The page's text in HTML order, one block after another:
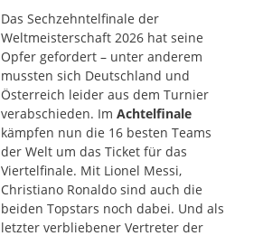
Das Sechzehntelfinale der
Weltmeisterschaft 2026 hat seine
Opfer gefordert – unter anderem
mussten sich Deutschland und
Österreich leider aus dem Turnier
verabschieden. Im Achtelfinale
kämpfen nun die 16 besten Teams
der Welt um das Ticket für das
Viertelfinale. Mit Lionel Messi,
Christiano Ronaldo sind auch die
beiden Topstars noch dabei. Und als
letzter verbliebener Vertreter der